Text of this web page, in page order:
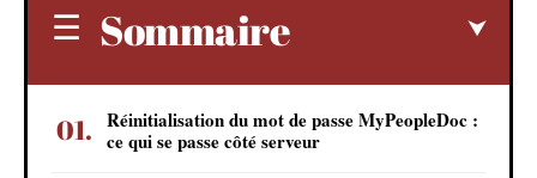
Sommaire
Réinitialisation du mot de passe MyPeopleDoc :
ce qui se passe côté serveur